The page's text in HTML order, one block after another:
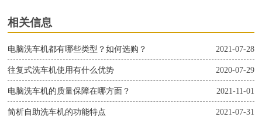
相关信息
2021-07-28
电脑洗车机都有哪些类型？如何选购？
2020-07-29
往复式洗车机使用有什么优势
2021-11-01
电脑洗车机的质量保障在哪方面？
2021-07-31
简析自助洗车机的功能特点